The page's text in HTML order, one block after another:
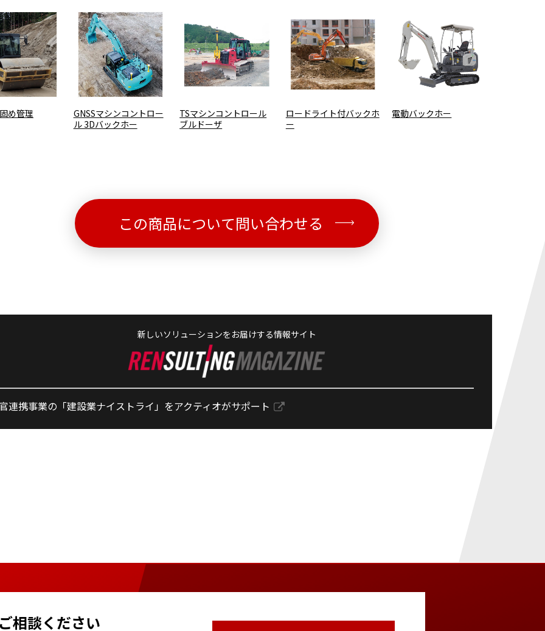
め管理
GNSSマシンコントロー
ル 3Dバックホー
TSマシンコントロール
ブルドーザ
ロードライト付バックホ
ー
電動バックホー
この商品について問い合わせる
新しいソリューションをお届けする情報サイト
連携事業の「建設業ナイストライ」をアクティオがサポート
相談ください